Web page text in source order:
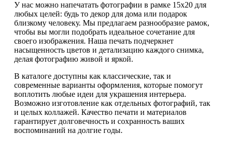
У нас можно напечатать фотографии в рамке 15х20 для
любых целей: будь то декор для дома или подарок
близкому человеку. Мы предлагаем разнообразие рамок,
чтобы вы могли подобрать идеальное сочетание для
своего изображения. Наша печать подчеркнет
насыщенность цветов и детализацию каждого снимка,
делая фотографию живой и яркой.
В каталоге доступны как классические, так и
современные варианты оформления, которые помогут
воплотить любые идеи для украшения интерьера.
Возможно изготовление как отдельных фотографий, так
и целых коллажей. Качество печати и материалов
гарантирует долговечность и сохранность ваших
воспоминаний на долгие годы.